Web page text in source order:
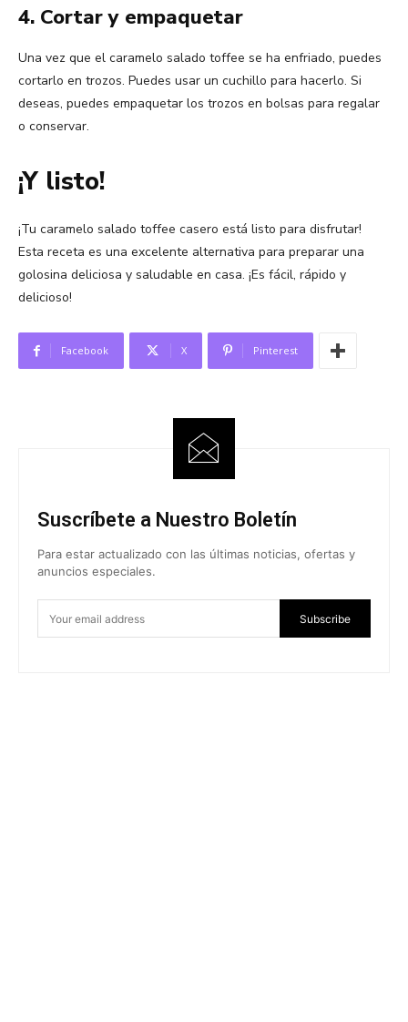
4. Cortar y empaquetar
Una vez que el caramelo salado toffee se ha enfriado, puedes
cortarlo en trozos. Puedes usar un cuchillo para hacerlo. Si
deseas, puedes empaquetar los trozos en bolsas para regalar
o conservar.
¡Y listo!
¡Tu caramelo salado toffee casero está listo para disfrutar!
Esta receta es una excelente alternativa para preparar una
golosina deliciosa y saludable en casa. ¡Es fácil, rápido y
delicioso!
Facebook X Pinterest
Suscríbete a Nuestro Boletín
Para estar actualizado con las últimas noticias, ofertas y
anuncios especiales.
Subscribe